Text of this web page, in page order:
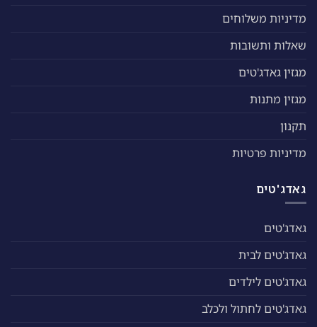
מדיניות משלוחים
שאלות ותשובות
מגזין גאדג'טים
מגזין מתנות
תקנון
מדיניות פרטיות
גאדג'טים
גאדג'טים
גאדג'טים לבית
גאדג'טים לילדים
גאדג'טים לחתול ולכלב